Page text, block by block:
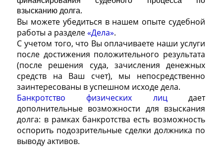
взысканию долга.
Вы можете убедиться в нашем опыте судебной
работы а разделе«Дела».
С учетом того, что Вы оплачиваете наши услуги
после достижения положительного результата
(после решения суда, зачисления денежных
средств на Ваш счет), мы непосредственно
заинтересованы в успешном исходе дела.
Банкротство физических лицдает
дополнительные возможности для взыскания
долга: в рамках банкротства есть возможность
оспорить подозрительные сделки должника по
выводу активов.